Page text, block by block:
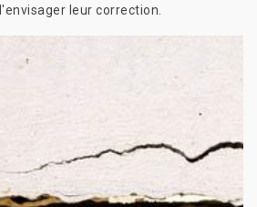
leur correction.